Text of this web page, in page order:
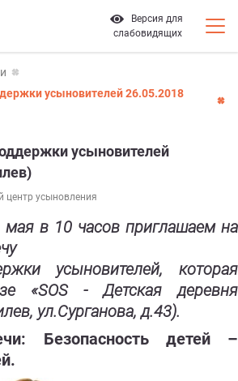
Версия для
слабовидящих
усыновителей 26.05.2018
усыновителей
центр усыновления
мая в 10 часов приглашаем на
усыновителей, которая
«SOS - Детская деревня
ул.Сурганова, д.43).
Безопасность детей –